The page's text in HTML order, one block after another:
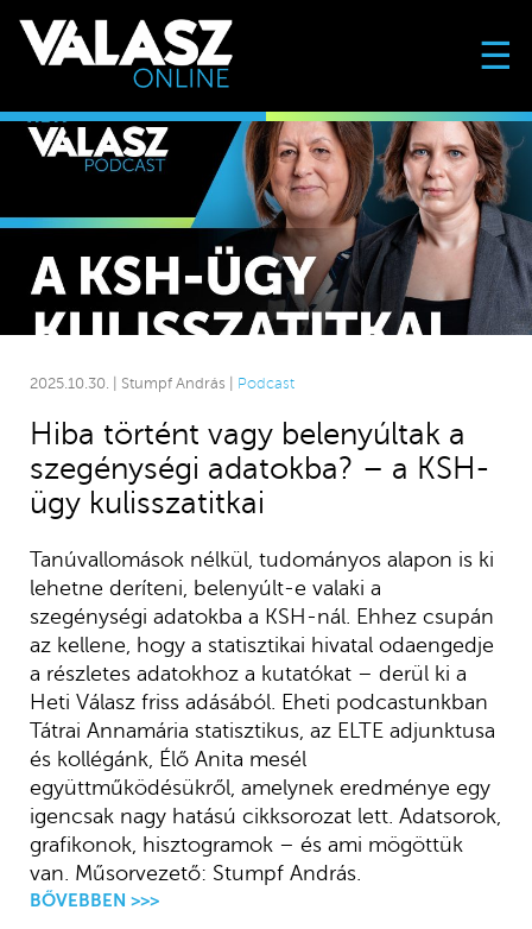
☰
2025.10.30. | Stumpf András | Podcast
Hiba történt vagy belenyúltak a
szegénységi adatokba? – a KSH-
ügy kulisszatitkai
Tanúvallomások nélkül, tudományos alapon is ki
lehetne deríteni, belenyúlt-e valaki a
szegénységi adatokba a KSH-nál. Ehhez csupán
az kellene, hogy a statisztikai hivatal odaengedje
a részletes adatokhoz a kutatókat – derül ki a
Heti Válasz friss adásából. Eheti podcastunkban
Tátrai Annamária statisztikus, az ELTE adjunktusa
és kollégánk, Élő Anita mesél
együttműködésükről, amelynek eredménye egy
igencsak nagy hatású cikksorozat lett. Adatsorok,
grafikonok, hisztogramok – és ami mögöttük
van. Műsorvezető: Stumpf András.
BŐVEBBEN >>>